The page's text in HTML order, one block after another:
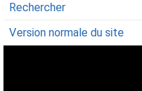
Rechercher
Version normale du site